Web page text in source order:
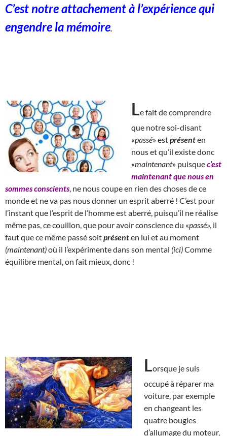
C’est notre attachement à l’expérience qui
engendre la mémoire
Le fait de comprendre
que notre soi-disant
«passé» estprésenten
nous et qu’il existe donc
«maintenant» puisquec’est
maintenant que nous en
sommes conscients, ne nous coupe en rien des choses de ce
monde et ne va pas nous donner un esprit aberré ! C’est pour
l’instant que l’esprit de l’homme est aberré, puisqu’il ne réalise
même pas, ce couillon, que pour avoir conscience du «passé», il
faut que ce même passé soitprésenten lui et au moment
(maintenant)où il l’expérimente dans son mental (ici)Comme
équilibre mental, on fait mieux, donc !
Lorsque je suis
occupé à réparer ma
voiture, par exemple
en changeant les
quatre bougies
d’allumage du moteur,